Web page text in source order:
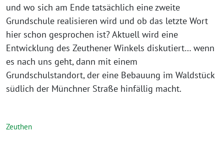
und wo sich am Ende tatsächlich eine zweite
Grundschule realisieren wird und ob das letzte Wort
hier schon gesprochen ist? Aktuell wird eine
Entwicklung des Zeuthener Winkels diskutiert… wenn
es nach uns geht, dann mit einem
Grundschulstandort, der eine Bebauung im Waldstück
südlich der Münchner Straße hinfällig macht.
Zeuthen